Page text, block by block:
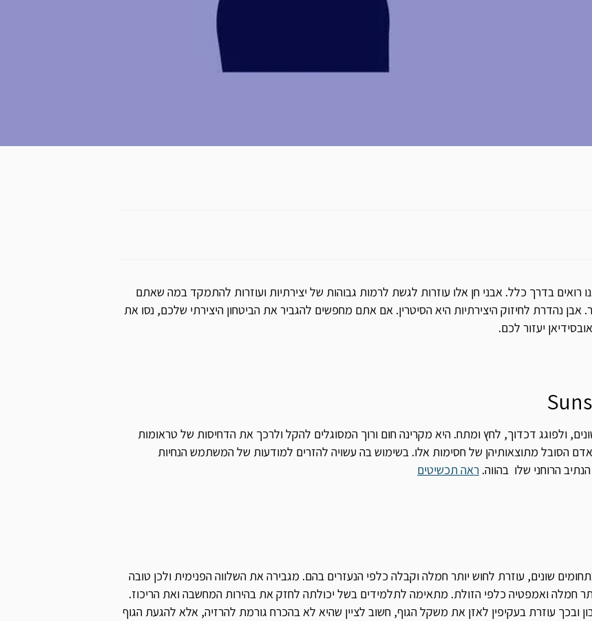
רואים בדרך כלל. אבני חן אלו עוזרות לגשת לרמות גבוהות של יצירתיות ועוזרות להתמקד במה שאתם
אבן נהדרת לחיזוק היצירתיות היא הסיטרין. אם אתם מחפשים להגביר את הביטחון היצירתי שלכם, נסו את
יעזור לכם.
ולפוגג דכדוך, לחץ ומתח. היא מקרינה חום ורוך המסוגלים להקל ולרכך את הדחיסות של טראומות
הסובל מתוצאותיהן של חסימות אלו. בשימוש בה עשויה להזרים למודעות של המשתמש הנחיות
הרוחני שלו בהווה. ראה תכשיטים
שונים, עוזרת לחוש יותר חמלה וקבלה כלפי הנעזרים בהם. מגבירה את השלווה הפנימית ולכן טובה
חמלה ואמפטיה כלפי הזולת. מתאימה לתלמידים בשל יכולתה לחזק את בהירות המחשבה ואת הריכוז.
ובכך עוזרת בעקיפין לאזן את משקל הגוף, חשוב לציין שהיא לא בהכרח גורמת להרזיה, אלא להגעת הגוף